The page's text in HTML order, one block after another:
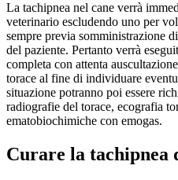
La tachipnea nel cane verrà
veterinario escludendo uno per
sempre previa somministrazione
del paziente. Pertanto verrà
completa con attenta
torace al fine di individuare
situazione potranno poi essere
radiografie del torace, ecografia
ematobiochimiche con emogas.
Curare la tachipnea